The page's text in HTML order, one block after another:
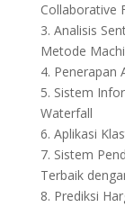
Collaborative
3. Analisis
Metode
4. Penerapan
5. Sistem
Waterfall
6. Aplikasi
7. Sistem
Terbaik
8. Prediksi